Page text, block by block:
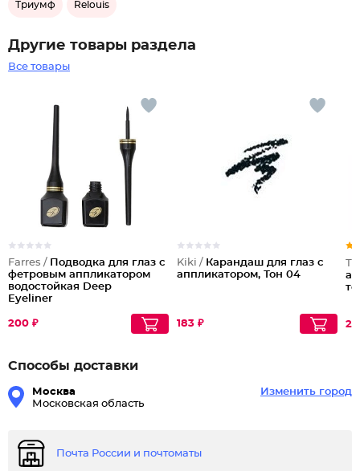
Триумф Relouis
Другие товары раздела
Все товары
Farres / Подводка для глаз с
фетровым аппликатором
водостойкая Deep
Eyeliner
200 ₽
Kiki / Карандаш для глаз с
аппликатором, Тон 04
183 ₽
Способы доставки
Москва
Московская область
Изменить город
Почта России и почтоматы